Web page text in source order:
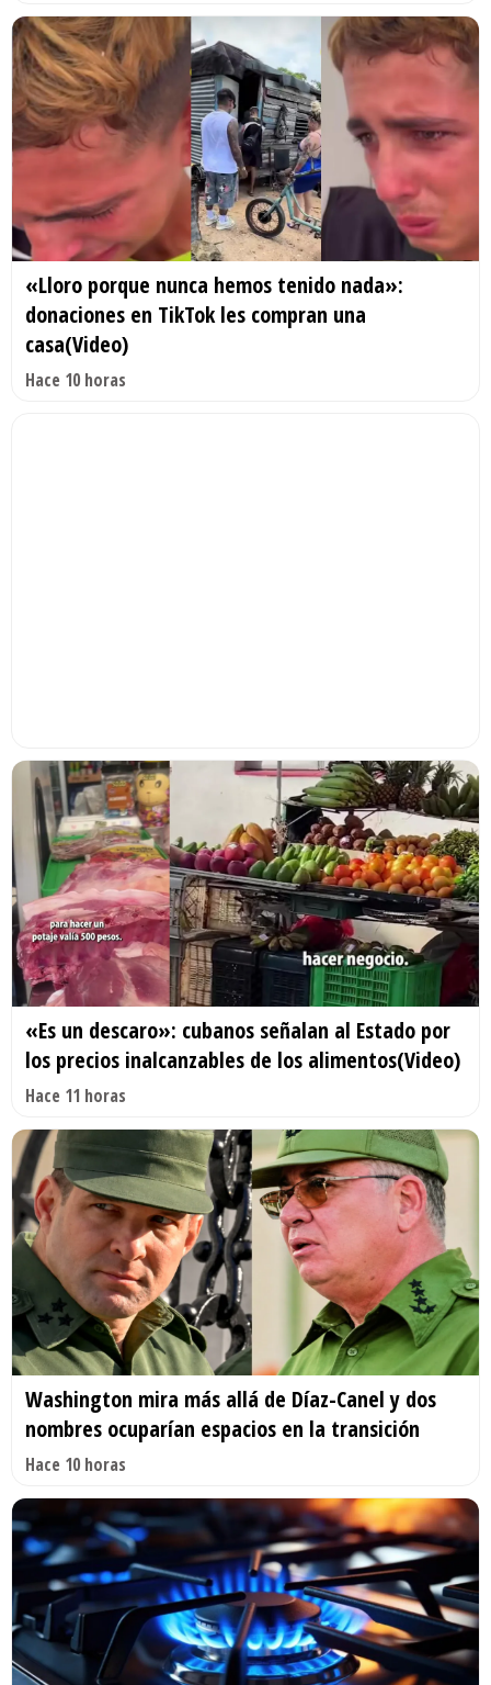
«Lloro porque nunca hemos tenido nada»:
donaciones en TikTok les compran una
casa(Video)
Hace 10 horas
«Es un descaro»: cubanos señalan al Estado por
los precios inalcanzables de los alimentos(Video)
Hace 11 horas
Washington mira más allá de Díaz-Canel y dos
nombres ocuparían espacios en la transición
Hace 10 horas